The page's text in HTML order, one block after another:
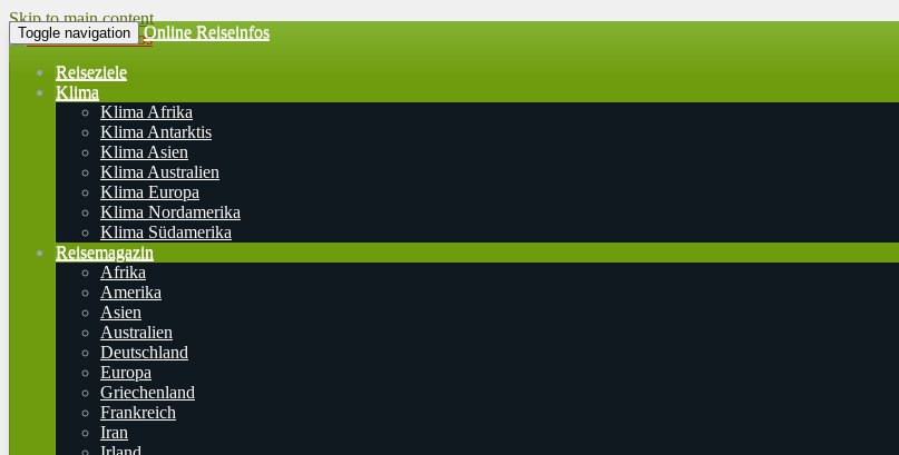
Skip to main content
Toggle navigation Online Reiseinfos
Reiseziele
Klima
Klima Afrika
Klima Antarktis
Klima Asien
Klima Australien
Klima Europa
Klima Nordamerika
Klima Südamerika
Reisemagazin
Afrika
Amerika
Asien
Australien
Deutschland
Europa
Griechenland
Frankreich
Iran